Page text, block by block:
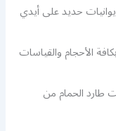
حديد على أيدي
الأحجام والقياسات
طارد الحمام من